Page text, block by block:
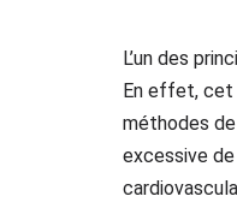
L’un des
En effet, cet
méthodes
excessive